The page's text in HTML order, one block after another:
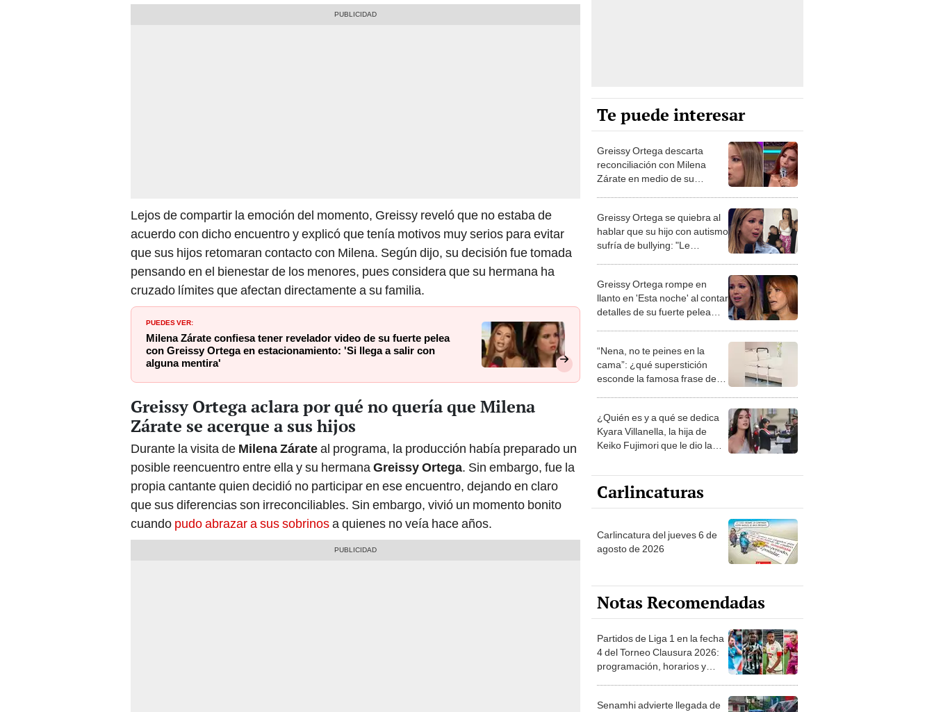
Lejos de compartir la emoción del momento, Greissy reveló que no estaba de
acuerdo con dicho encuentro y explicó que tenía motivos muy serios para evitar
que sus hijos retomaran contacto con Milena. Según dijo, su decisión fue tomada
pensando en el bienestar de los menores, pues considera que su hermana ha
cruzado límites que afectan directamente a su familia.
PUEDES VER:
Milena Zárate confiesa tener revelador video de su fuerte pelea
con Greissy Ortega en estacionamiento: 'Si llega a salir con
alguna mentira'
Greissy Ortega aclara por qué no quería que Milena
Zárate se acerque a sus hijos
Durante la visita de Milena Zárateal programa, la producción había preparado un
posible reencuentro entre ella y su hermanaGreissy Ortega. Sin embargo, fue la
propia cantante quien decidió no participar en ese encuentro, dejando en claro
que sus diferencias son irreconciliables. Sin embargo, vivió un momento bonito
cuando pudo abrazar a sus sobrinosa quienes no veía hace años.
Te puede interesar
Greissy Ortega descarta
reconciliación con Milena
Zárate en medio de su
Greissy Ortega se quiebra al
hablar que su hijo con autismo
sufría de bullying: "Le
Greissy Ortega rompe en
llanto en 'Esta noche' al contar
detalles de su fuerte pelea
“Nena, no te peines en la
cama”: ¿qué superstición
esconde la famosa frase de
¿Quién es y a qué se dedica
Kyara Villanella, la hija de
Keiko Fujimori que le dio la
Carlincaturas
Carlincatura del jueves 6 de
agosto de 2026
Notas Recomendadas
Partidos de Liga 1 en la fecha
4 del Torneo Clausura 2026:
programación, horarios y
Senamhi advierte llegada de